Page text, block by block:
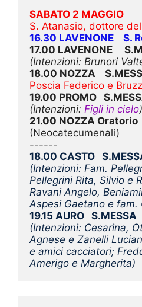
SABATO 2 MAGGIO
S. Atanasio, dottore
16.30 LAVENONE    S.
17.00 LAVENONE
(Intenzioni: Brunori
18.00 NOZZA
Poscia Federico e
19.00 PROMO
(Intenzioni: Figli in cielo)
21.00 NOZZA Oratorio
(Neocatecumenali)
------
18.00 CASTO
(Intenzioni: Fam.
Pellegrini Rita, Silvio e
Ravani Angelo,
Aspesi Gaetano e fam.
19.15 AURO   S.MESSA
(Intenzioni: Cesarina,
Agnese e Zanelli
e amici cacciatori;
Amerigo e Margherita)